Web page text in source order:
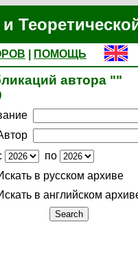
ПОМОЩЬ
автора ""
по
в русском архиве
в английском